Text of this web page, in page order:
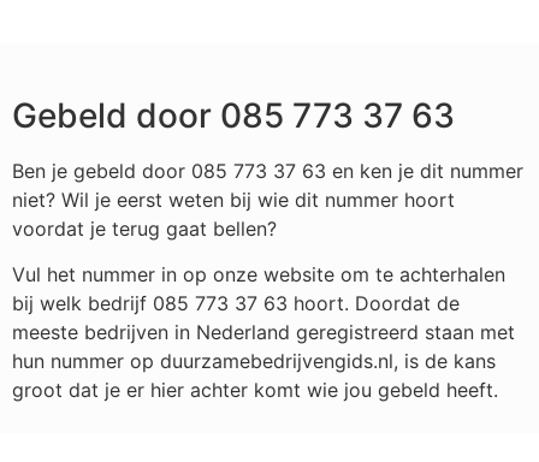
Gebeld door 085 773 37 63
Ben je gebeld door 085 773 37 63 en ken je dit nummer
niet? Wil je eerst weten bij wie dit nummer hoort
voordat je terug gaat bellen?
Vul het nummer in op onze website om te achterhalen
bij welk bedrijf 085 773 37 63 hoort. Doordat de
meeste bedrijven in Nederland geregistreerd staan met
hun nummer op duurzamebedrijvengids.nl, is de kans
groot dat je er hier achter komt wie jou gebeld heeft.